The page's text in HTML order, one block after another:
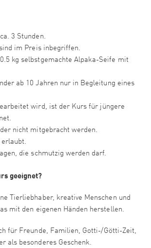
3 Stunden.
im Preis inbegriffen.
kg selbstgemachte Alpaka-Seife mit
ab 10 Jahren nur in Begleitung eines
wird, ist der Kurs für jüngere
nicht mitgebracht werden.
erlaubt.
die schmutzig werden darf.
geeignet?
Tierliebhaber, kreative Menschen und
mit den eigenen Händen herstellen.
für Freunde, Familien, Gotti-/Götti-Zeit,
als besonderes Geschenk.